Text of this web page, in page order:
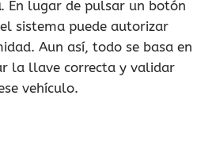
. En lugar de pulsar un botón
sistema puede autorizar
Aun así, todo se basa en
la llave correcta y validar
vehículo.